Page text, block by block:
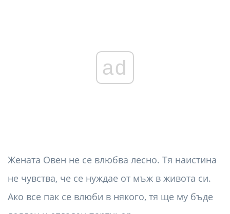
ad
Жената Овен не се влюбва лесно. Тя наистина
не чувства, че се нуждае от мъж в живота си.
Ако все пак се влюби в някого, тя ще му бъде